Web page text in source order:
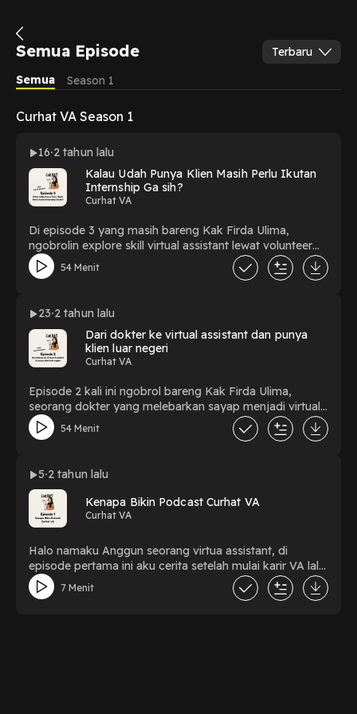
Semua Episode
Terbaru
Semua
Season 1
Curhat VA Season 1
16 2 tahun lalu
Kalau Udah Punya Klien Masih Perlu Ikutan
Internship Ga sih?
Curhat VA
Di episode 3 yang masih bareng Kak Firda Ulima,
ngobrolin explore skill virtual assistant lewat volunteer
Leave a comment and share your thoughts:
https://open.firstory.me/user/clxai3yeb0vkx01u9ab799rvw/
54 Menit
23 2 tahun lalu
Dari dokter ke virtual assistant dan punya
klien luar negeri
Curhat VA
Episode 2 kali ini ngobrol bareng Kak Firda Ulima,
seorang dokter yang melebarkan sayap menjadi virtual
assistant hingga akhirnya mendapatkan klien dari luar
negeri Leave a comment and share your thoughts:
Powered by Firstory Hosting
54 Menit
5 2 tahun lalu
Kenapa Bikin Podcast Curhat VA
Curhat VA
Halo namaku Anggun seorang virtua assistant, di
episode pertama ini aku cerita setelah mulai karir VA lalu
tergerak bikin podcast tentang keresahan temen temen
virtual assistant Leave a comment and share your
7 Menit